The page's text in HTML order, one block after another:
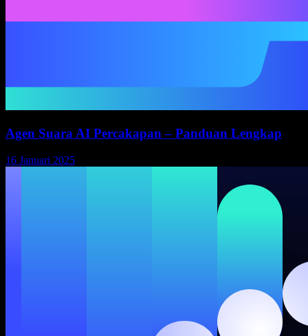
Agen Suara AI Percakapan – Panduan Lengkap
16 Januari 2025